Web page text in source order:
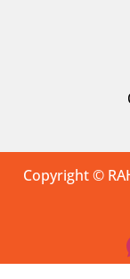
Copyright ©